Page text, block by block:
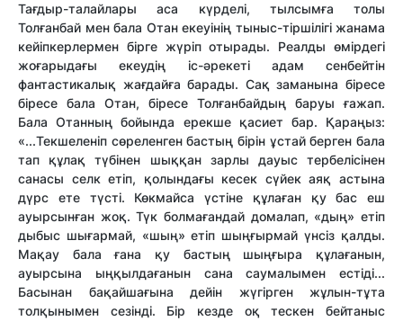
Тағдыр-талайлары аса күрделі, тылсымға толы
Толғанбай мен бала Отан екеуінің тыныс-тіршілігі жанама
кейіпкерлермен бірге жүріп отырады. Реалды өмірдегі
жоғарыдағы екеудің іс-әрекеті адам сенбейтін
фантастикалық жағдайға барады. Сақ заманына біресе
біресе бала Отан, біресе Толғанбайдың баруы ғажап.
Бала Отанның бойында ерекше қасиет бар. Қараңыз:
«...Текшеленіп сөреленген бастың бірін ұстай берген бала
тап құлақ түбінен шыққан зарлы дауыс тербелісінен
санасы селк етіп, қолындағы кесек сүйек аяқ астына
дүрс ете түсті. Көкмайса үстіне құлаған қу бас еш
ауырсынған жоқ. Түк болмағандай домалап, «дың» етіп
дыбыс шығармай, «шың» етіп шыңғырмай үнсіз қалды.
Мақау бала ғана қу бастың шыңғыра құлағанын,
ауырсына ыңқылдағанын сана саумалымен естіді...
Басынан бақайшағына дейін жүгірген жұлын-тұта
толқынымен сезінді. Бір кезде оқ тескен бейтаныс